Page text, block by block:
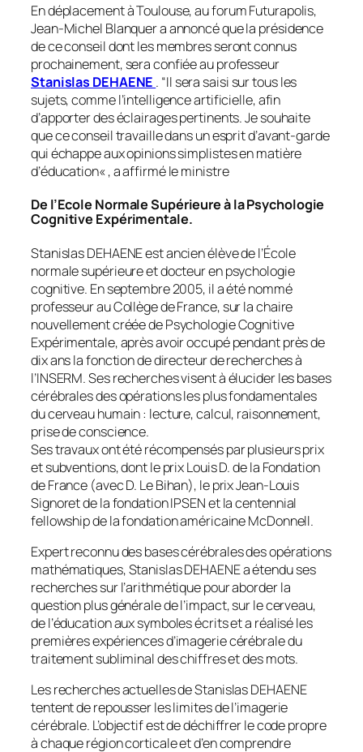
En déplacement à Toulouse, au forum Futurapolis,
Jean-Michel Blanquer a annoncé que la présidence
de ce conseil dont les membres seront connus
prochainement, sera confiée au professeur
Stanislas DEHAENE . “Il sera saisi sur tous les
sujets, comme l’intelligence artificielle, afin
d’apporter des éclairages pertinents. Je souhaite
que ce conseil travaille dans un esprit d’avant-garde
qui échappe aux opinions simplistes en matière
d’éducation« , a affirmé le ministre
De l’Ecole Normale Supérieure à la Psychologie
Cognitive Expérimentale.
Stanislas DEHAENE est ancien élève de l’École
normale supérieure et docteur en psychologie
cognitive. En septembre 2005, il a été nommé
professeur au Collège de France, sur la chaire
nouvellement créée de Psychologie Cognitive
Expérimentale, après avoir occupé pendant près de
dix ans la fonction de directeur de recherches à
l’INSERM. Ses recherches visent à élucider les bases
cérébrales des opérations les plus fondamentales
du cerveau humain : lecture, calcul, raisonnement,
prise de conscience.
Ses travaux ont été récompensés par plusieurs prix
et subventions, dont le prix Louis D. de la Fondation
de France (avec D. Le Bihan), le prix Jean-Louis
Signoret de la fondation IPSEN et lacentennial
fellowshipde la fondation américaine McDonnell.
Expert reconnu des bases cérébrales des opérations
mathématiques, Stanislas DEHAENE a étendu ses
recherches sur l’arithmétique pour aborder la
question plus générale de l’impact, sur le cerveau,
de l’éducation aux symboles écrits et a réalisé les
premières expériences d’imagerie cérébrale du
traitement subliminal des chiffres et des mots.
Les recherches actuelles de Stanislas DEHAENE
tentent de repousser les limites de l’imagerie
cérébrale. L’objectif est de déchiffrer le code propre
à chaque région corticale et d’en comprendre